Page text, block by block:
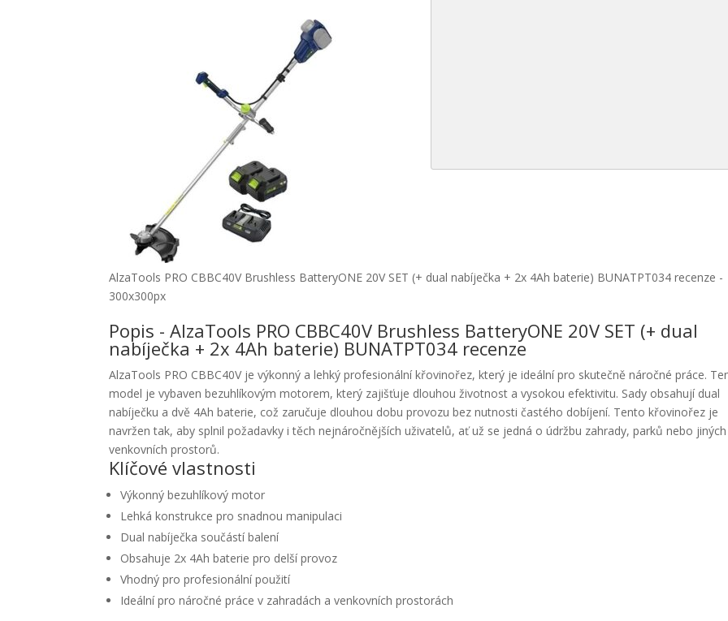
AlzaTools PRO CBBC40V Brushless BatteryONE 20V SET (+ dual nabíječka + 2x 4Ah baterie) BUNATPT034 recenze -
300x300px
Popis - AlzaTools PRO CBBC40V Brushless BatteryONE 20V SET (+ dual
nabíječka + 2x 4Ah baterie) BUNATPT034 recenze
AlzaTools PRO CBBC40V je výkonný a lehký profesionální křovinořez, který je ideální pro skutečně náročné práce.
model je vybaven bezuhlíkovým motorem, který zajišťuje dlouhou životnost a vysokou efektivitu. Sady obsahují dual
nabíječku a dvě 4Ah baterie, což zaručuje dlouhou dobu provozu bez nutnosti častého dobíjení. Tento křovinořez je
navržen tak, aby splnil požadavky i těch nejnáročnějších uživatelů, ať už se jedná o údržbu zahrady, parků nebo jiných
venkovních prostorů.
Klíčové vlastnosti
Výkonný bezuhlíkový motor
Lehká konstrukce pro snadnou manipulaci
Dual nabíječka součástí balení
Obsahuje 2x 4Ah baterie pro delší provoz
Vhodný pro profesionální použití
Ideální pro náročné práce v zahradách a venkovních prostorách